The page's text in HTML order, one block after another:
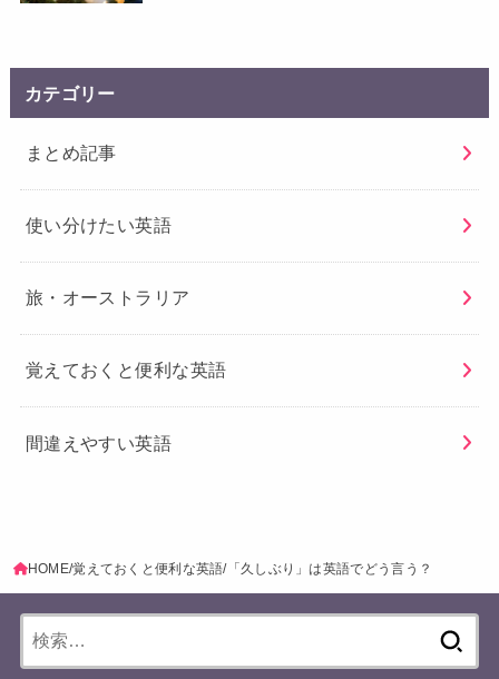
カテゴリー
まとめ記事
使い分けたい英語
旅・オーストラリア
覚えておくと便利な英語
間違えやすい英語
HOME 覚えておくと便利な英語 「久しぶり」は英語でどう言う？